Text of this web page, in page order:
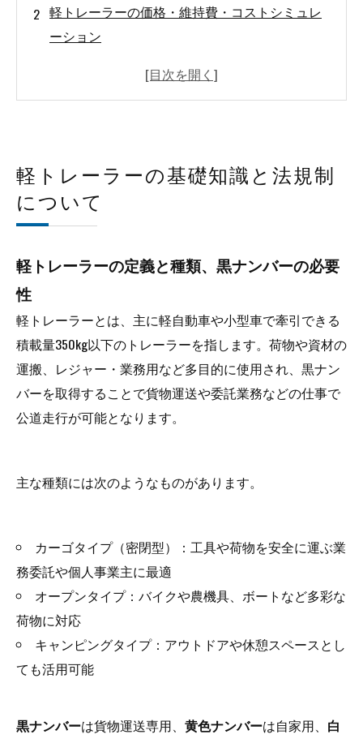
軽トレーラーの価格・維持費・コストシミュレ
ーション
と収益性のリアル
軽貨物ドライバー求人で失敗しないための応募
判断基準と実務適性
軽貨物ドライバーが軽トレーラーを活用する際
会社概要
軽トレーラーの基礎知識と法規制
について
軽トレーラーの定義と種類、黒ナンバーの必要
性
軽トレーラーとは、主に軽自動車や小型車で牽引できる
積載量350kg以下のトレーラーを指します。荷物や資材の
運搬、レジャー・業務用など多目的に使用され、黒ナン
バーを取得することで貨物運送や委託業務などの仕事で
公道走行が可能となります。
主な種類には次のようなものがあります。
カーゴタイプ（密閉型）：工具や荷物を安全に運ぶ業
務委託や個人事業主に最適
オープンタイプ：バイクや農機具、ボートなど多彩な
荷物に対応
キャンピングタイプ：アウトドアや休憩スペースとし
ても活用可能
黒ナンバーは貨物運送専用、 黄色ナンバーは自家用、 白